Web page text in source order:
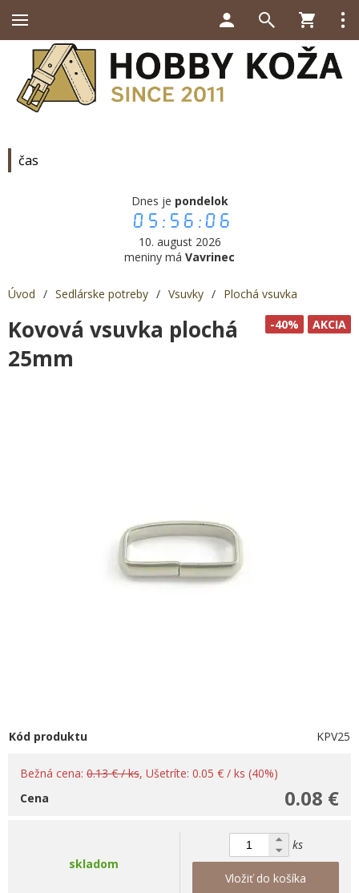
čas
Dnes je pondelok
05:56:06
10. august 2026
meniny má Vavrinec
Úvod / Sedlárske potreby / Vsuvky / Plochá vsuvka
AKCIA
-40%
Kovová vsuvka plochá
25mm
Kód produktu KPV25
Bežná cena: 0.13 € / ks, Ušetríte: 0.05 € / ks (40%)
0.08 €
Cena
skladom
ks
Vložiť do košíka